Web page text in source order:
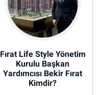
Fırat Life Style Yönetim
Kurulu Başkan
Yardımcısı Bekir Fırat
Kimdir?